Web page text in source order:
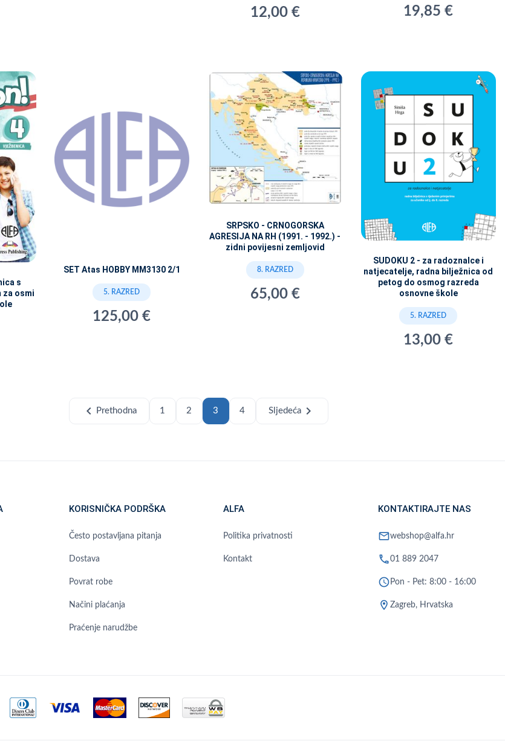
12,00 € 19,85 €
s
za osmi
SET Atas HOBBY MM3130 2/1
5. RAZRED
125,00 €
SRPSKO - CRNOGORSKA
AGRESIJA NA RH (1991. - 1992.) -
zidni povijesni zemljovid
8. RAZRED
65,00 €
SUDOKU 2 - za radoznalce i
natjecatelje, radna bilježnica od
petog do osmog razreda
osnovne škole
5. RAZRED
13,00 €
chevron_left Prethodna 1 2 3 4 Sljedećachevron_right
KORISNIČKA PODRŠKA
Često postavljana pitanja
Dostava
Povrat robe
Načini plaćanja
Praćenje narudžbe
ALFA
Politika privatnosti
Kontakt
KONTAKTIRAJTE NAS
mailwebshop@alfa.hr
phone01 889 2047
schedule Pon - Pet: 8:00 - 16:00
location_on Zagreb, Hrvatska